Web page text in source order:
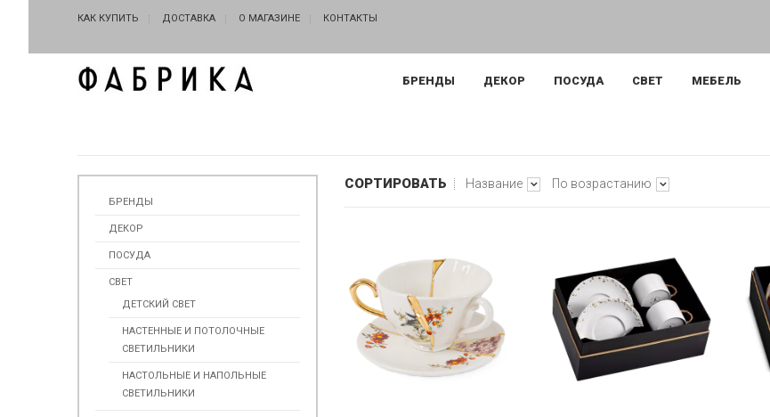
КАК КУПИТЬ ДОСТАВКА О МАГАЗИНЕ КОНТАКТЫ
БРЕНДЫ ДЕКОР ПОСУДА СВЕТ МЕБЕЛЬ
БРЕНДЫ
ДЕКОР
ПОСУДА
СВЕТ
ДЕТСКИЙ СВЕТ
НАСТЕННЫЕ И ПОТОЛОЧНЫЕ
СВЕТИЛЬНИКИ
НАСТОЛЬНЫЕ И НАПОЛЬНЫЕ
СВЕТИЛЬНИКИ
СОРТИРОВАТЬ Название По возрастанию